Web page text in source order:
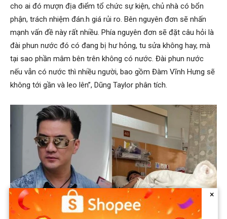
cho ai đó mượn địa điểm tổ chức sự kiện, chủ nhà có bổn
phận, trách nhiệm đán.h giá rủi ro. Bên nguyên đơn sẽ nhấn
mạnh vấn đề này rất nhiều. Phía nguyên đơn sẽ đặt câu hỏi là
đài phun nước đó có đang bị hư hỏng, tu sửa không hay, mà
tại sao phần mâm bên trên không có nước. Đài phun nước
nếu vẫn có nước thì nhiều người, bao gồm Đàm Vĩnh Hưng sẽ
không tới gần và leo lên”, Dũng Taylor phân tích.
×